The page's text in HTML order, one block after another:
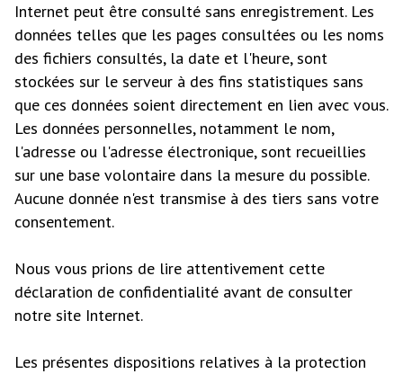
Internet peut être consulté sans enregistrement. Les
données telles que les pages consultées ou les noms
des fichiers consultés, la date et l'heure, sont
stockées sur le serveur à des fins statistiques sans
que ces données soient directement en lien avec vous.
Les données personnelles, notamment le nom,
l'adresse ou l'adresse électronique, sont recueillies
sur une base volontaire dans la mesure du possible.
Aucune donnée n'est transmise à des tiers sans votre
consentement.
Nous vous prions de lire attentivement cette
déclaration de confidentialité avant de consulter
notre site Internet.
Les présentes dispositions relatives à la protection